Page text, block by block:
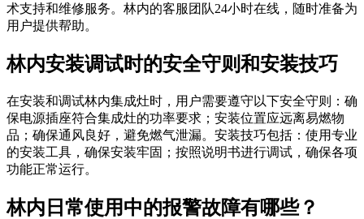
术支持和维修服务。林内的客服团队24小时在线，随时准备为
用户提供帮助。
林内安装调试时的安全守则和安装技巧
在安装和调试林内集成灶时，用户需要遵守以下安全守则：确
保电源插座符合集成灶的功率要求；安装位置应远离易燃物
品；确保通风良好，避免燃气泄漏。安装技巧包括：使用专业
的安装工具，确保安装牢固；按照说明书进行调试，确保各项
功能正常运行。
林内日常使用中的报警故障有哪些？